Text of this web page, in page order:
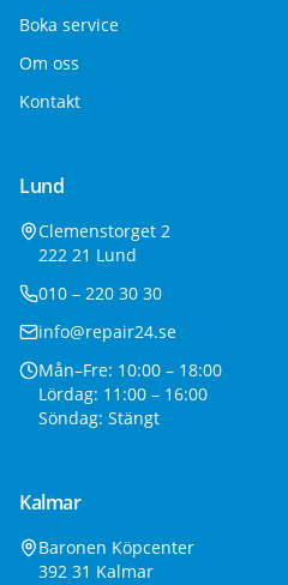
Boka service
Om oss
Kontakt
Lund
Clemenstorget 2
222 21 Lund
010 – 220 30 30
info@repair24.se
Mån–Fre: 10:00 – 18:00
Lördag: 11:00 – 16:00
Söndag: Stängt
Kalmar
Baronen Köpcenter
392 31 Kalmar